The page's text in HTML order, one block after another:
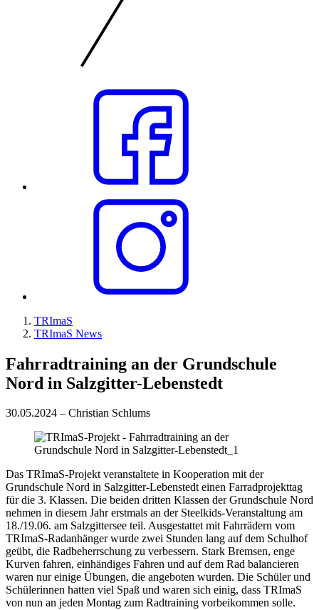
TRImaS
TRImaS News
Fahrradtraining an der Grundschule
Nord in Salzgitter-Lebenstedt
30.05.2024 – Christian Schlums
Das TRImaS-Projekt veranstaltete in Kooperation mit der
Grundschule Nord in Salzgitter-Lebenstedt einen Farradprojekttag
für die 3. Klassen. Die beiden dritten Klassen der Grundschule Nord
nehmen in diesem Jahr erstmals an der Steelkids-Veranstaltung am
18./19.06. am Salzgittersee teil. Ausgestattet mit Fahrrädern vom
TRImaS-Radanhänger wurde zwei Stunden lang auf dem Schulhof
geübt, die Radbeherrschung zu verbessern. Stark Bremsen, enge
Kurven fahren, einhändiges Fahren und auf dem Rad balancieren
waren nur einige Übungen, die angeboten wurden. Die Schüler und
Schülerinnen hatten viel Spaß und waren sich einig, dass TRImaS
von nun an jeden Montag zum Radtraining vorbeikommen solle.